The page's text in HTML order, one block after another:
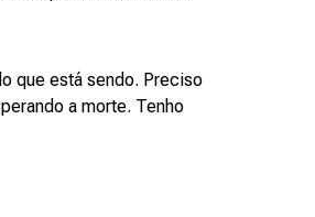
que está sendo. Preciso
a morte. Tenho